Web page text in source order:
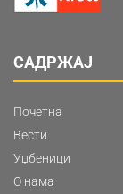
САДРЖАЈ
Почетна
Вести
Уџбеници
О нама